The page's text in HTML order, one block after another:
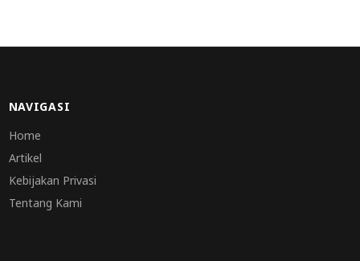
NAVIGASI
Home
Artikel
Kebijakan Privasi
Tentang Kami